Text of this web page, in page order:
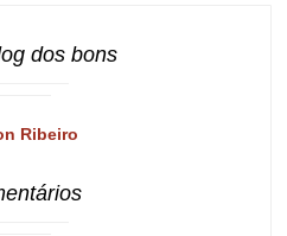
dos bons
Ribeiro